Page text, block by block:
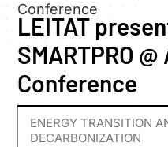
Conference
LEITAT
SMARTPRO
Conference
ENERGY TRANSITION
DECARBONIZATION